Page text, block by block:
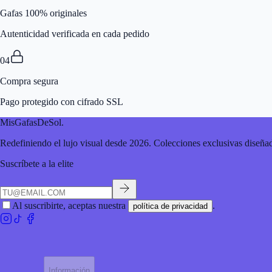
Gafas 100% originales
Autenticidad verificada en cada pedido
04
Compra segura
Pago protegido con cifrado SSL
MisGafasDeSol.
Redefiniendo el lujo visual desde 2026. Colecciones exclusivas
Suscríbete a la elite
Al suscribirte, aceptas nuestra política de privacidad .